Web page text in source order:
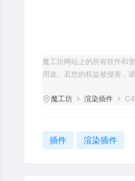
魔工坊网站上的所有软件和
用途。若您的权益被侵害，
魔工坊 渲染插件
插件 渲染插件